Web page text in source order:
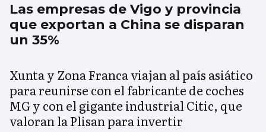
Las empresas de Vigo y provincia
que exportan a China se disparan
un 35%
Xunta y Zona Franca viajan al país asiático
para reunirse con el fabricante de coches
MG y con el gigante industrial Citic, que
valoran la Plisan para invertir